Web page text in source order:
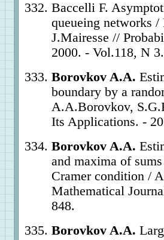
Baccelli F.
queueing networks
J.Mairesse //
2000. - Vol.118, N
Borovkov A.A.
boundary by a
A.A.Borovkov,
Its Applications. -
Borovkov A.A.
and maxima of
Cramer condition /
Mathematical
848.
Borovkov A.A.